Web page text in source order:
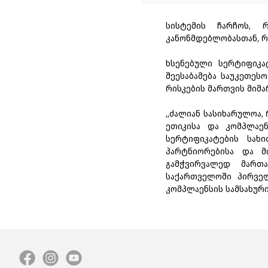
სისტემის ჩარჩოს,
კანონმდებლობასთან,
ხსენებული
შეესაბამება
რისკების მართვის
„ძალიან
ეთიკისა და
სერტიფიკატების
პარტნიორებისა და
გამჭვირვალედ
საქართველოში
კომპლაენსის